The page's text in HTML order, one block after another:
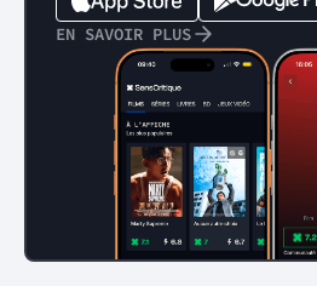
EN SAVOIR PLUS